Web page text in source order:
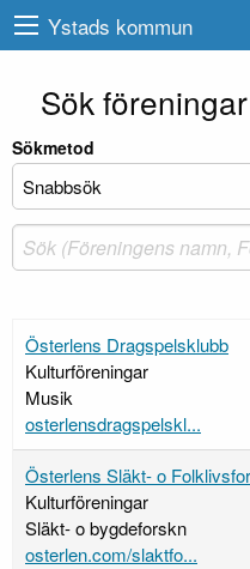
Ystads kommun
Sök
Sökmetod
Österlens Dragspelsklubb
Kulturföreningar
Musik
osterlensdragspelskl...
Österlens Släkt- o
Kulturföreningar
Släkt- o bygdeforskn
osterlen.com/slaktfo...